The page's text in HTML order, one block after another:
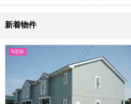
新着物件
NEW